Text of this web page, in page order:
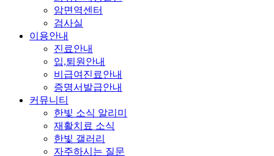
암면역센터
검사실
이용안내
진료안내
입,퇴원안내
비급여진료안내
증명서발급안내
커뮤니티
한빛 소식 알리미
재활치료 소식
한빛 갤러리
자주하시는 질문